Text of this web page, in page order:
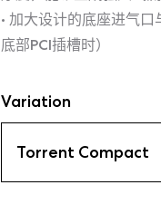
• 加大设计的底座进气
底部PCI插槽时）
Variation
Torrent Compact